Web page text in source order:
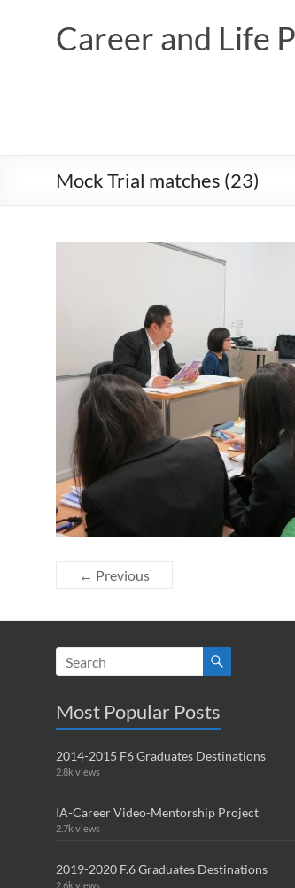
Career and Life
Mock Trial matches (23)
← Previous
Most Popular Posts
2014-2015 F6 Graduates Destinations
2.8k views
IA-Career Video-Mentorship Project
2.7k views
2019-2020 F.6 Graduates Destinations
2.6k views